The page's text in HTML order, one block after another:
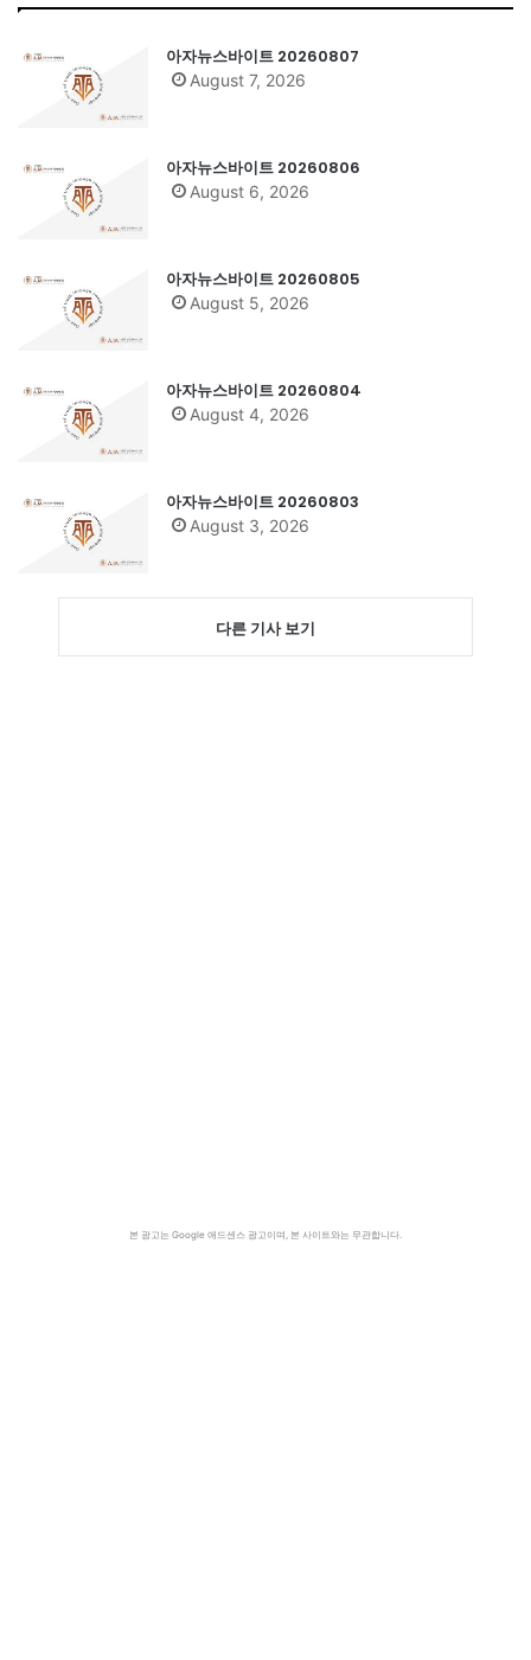
아자뉴스바이트 20260807
August 7, 2026
아자뉴스바이트 20260806
August 6, 2026
아자뉴스바이트 20260805
August 5, 2026
아자뉴스바이트 20260804
August 4, 2026
아자뉴스바이트 20260803
August 3, 2026
다른 기사 보기
본 광고는 Google 애드센스 광고이며, 본 사이트와는 무관합니다.